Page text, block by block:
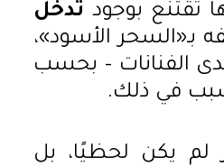
تقتنع بوجود تدخل
بـ«السحر الأسود»،
الفنانات – بحسب
في ذلك.
لم يكن لحظيًا، بل